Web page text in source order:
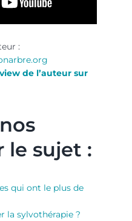
:
de l’auteur sur
le sujet :
qui ont le plus de
la sylvothérapie ?